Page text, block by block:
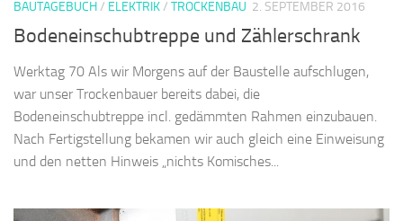
BAUTAGEBUCH/ ELEKTRIK/ TROCKENBAU 2. SEPTEMBER 2016
Bodeneinschubtreppe und Zählerschrank
Werktag 70 Als wir Morgens auf der Baustelle aufschlugen,
war unser Trockenbauer bereits dabei, die
Bodeneinschubtreppe incl. gedämmten Rahmen einzubauen.
Nach Fertigstellung bekamen wir auch gleich eine Einweisung
und den netten Hinweis „nichts Komisches...